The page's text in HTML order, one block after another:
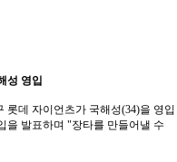
성 영입
데 자이언츠가 국해성(34)을 영입
을 발표하며 "장타를 만들어낼 수